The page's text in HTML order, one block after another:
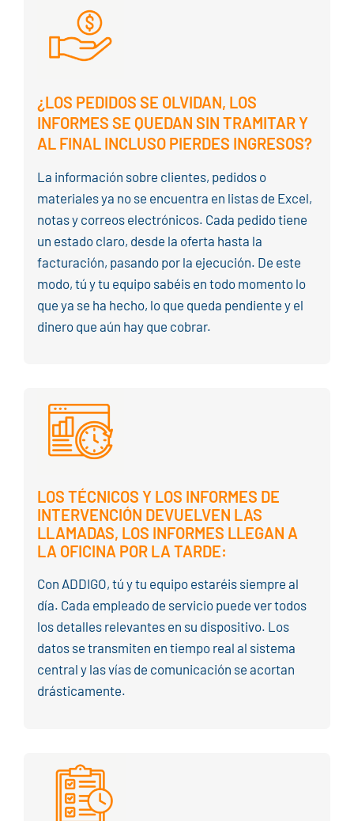
¿LOS PEDIDOS SE OLVIDAN, LOS
INFORMES SE QUEDAN SIN TRAMITAR Y
AL FINAL INCLUSO PIERDES INGRESOS?
La información sobre clientes, pedidos o
materiales ya no se encuentra en listas de Excel,
notas y correos electrónicos. Cada pedido tiene
un estado claro, desde la oferta hasta la
facturación, pasando por la ejecución. De este
modo, tú y tu equipo sabéis en todo momento lo
que ya se ha hecho, lo que queda pendiente y el
dinero que aún hay que cobrar.
LOS TÉCNICOS Y LOS INFORMES DE
INTERVENCIÓN DEVUELVEN LAS
LLAMADAS, LOS INFORMES LLEGAN A
LA OFICINA POR LA TARDE:
Con ADDIGO, tú y tu equipo estaréis siempre al
día. Cada empleado de servicio puede ver todos
los detalles relevantes en su dispositivo. Los
datos se transmiten en tiempo real al sistema
central y las vías de comunicación se acortan
drásticamente.